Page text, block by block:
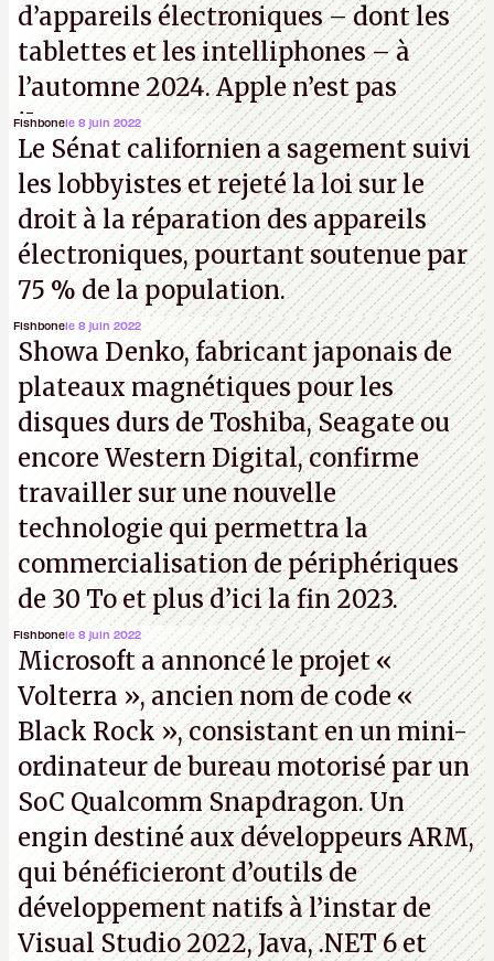
d’appareils électroniques – dont les
tablettes et les intelliphones – à
l’automne 2024. Apple n’est pas
iJouasse.
Fishbonele 8 juin 2022
Le Sénat californien a sagement suivi
les lobbyistes et rejeté la loi sur le
droit à la réparation des appareils
électroniques, pourtant soutenue par
75 % de la population.
Fishbonele 8 juin 2022
Showa Denko, fabricant japonais de
plateaux magnétiques pour les
disques durs de Toshiba, Seagate ou
encore Western Digital, confirme
travailler sur une nouvelle
technologie qui permettra la
commercialisation de périphériques
de 30 To et plus d’ici la fin 2023.
Fishbonele 8 juin 2022
Microsoft a annoncé le projet «
Volterra », ancien nom de code «
Black Rock », consistant en un mini-
ordinateur de bureau motorisé par un
SoC Qualcomm Snapdragon. Un
engin destiné aux développeurs ARM,
qui bénéficieront d’outils de
développement natifs à l’instar de
Visual Studio 2022, Java, .NET 6 et